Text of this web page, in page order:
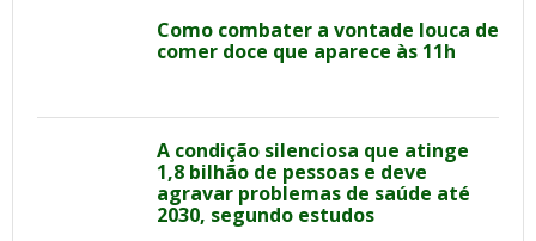
Como combater a vontade louca de
comer doce que aparece às 11h
A condição silenciosa que atinge
1,8 bilhão de pessoas e deve
agravar problemas de saúde até
2030, segundo estudos